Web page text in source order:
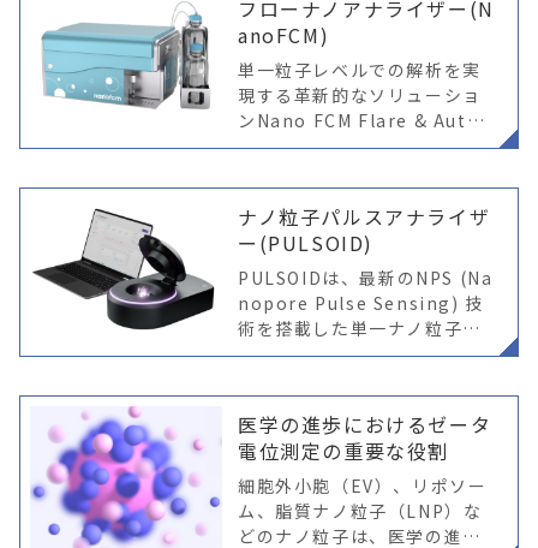
フローナノアナライザー(N
anoFCM)
単一粒子レベルでの解析を実
現する革新的なソリューショ
ンNano FCM Flare & Auto2
0 新登場 単一粒子レベルでの
ューション NanoFCM Flare
ナノ粒子パルスアナライザ
ー(PULSOID)
PULSOIDは、最新のNPS (Na
nopore Pulse Sensing) 技
術を搭載した単一ナノ粒子測
定装置です。
医学の進歩におけるゼータ
電位測定の重要な役割
細胞外小胞（EV）、リポソー
ム、脂質ナノ粒子（LNP）な
どのナノ粒子は、医学の進展